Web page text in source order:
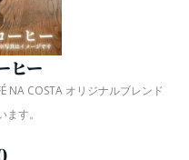
ヒー
NA COSTA オリジナルブレンド
す。